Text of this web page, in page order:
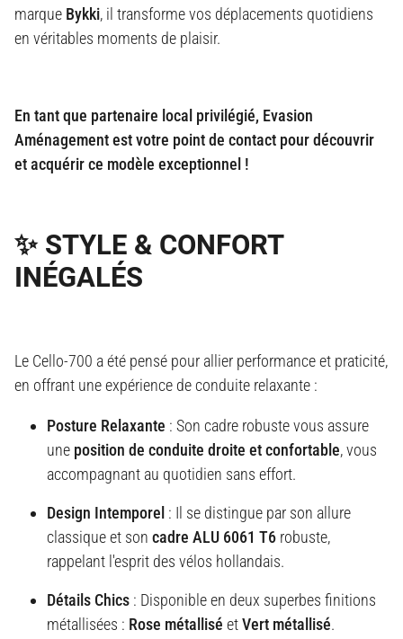
marque Bykki, il transforme vos déplacements quotidiens
en véritables moments de plaisir.
En tant que partenaire local privilégié, Evasion
Aménagement est votre point de contact pour découvrir
et acquérir ce modèle exceptionnel !
✨ STYLE & CONFORT
INÉGALÉS
Le Cello-700 a été pensé pour allier performance et praticité,
en offrant une expérience de conduite relaxante :
Posture Relaxante : Son cadre robuste vous assure
une position de conduite droite et confortable, vous
accompagnant au quotidien sans effort.
Design Intemporel : Il se distingue par son allure
classique et son cadre ALU 6061 T6 robuste,
rappelant l'esprit des vélos hollandais.
Détails Chics : Disponible en deux superbes finitions
métallisées : Rose métallisé etVert métallisé.